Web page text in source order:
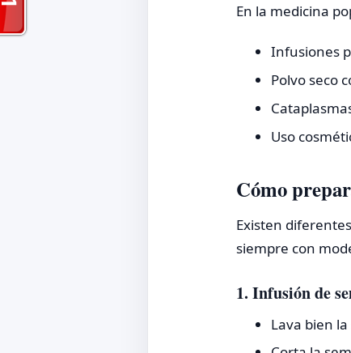
En la medicina
Infusiones
Polvo seco
Uso
Cómo
Existen
siempre con
1. Infusión de
Lava bien